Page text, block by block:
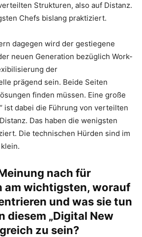
Strukturen, also auf Distanz.
Chefs bislang praktiziert.
dagegen wird der gestiegene
neuen Generation bezüglich Work-
der
prägend sein. Beide Seiten
finden müssen. Eine große
ist dabei die Führung von verteilten
Das haben die wenigsten
Die technischen Hürden sind im
nach für
am wichtigsten, worauf
und was sie tun
diesem „Digital New
zu sein?